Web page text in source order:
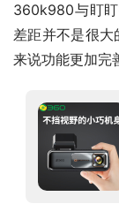
360k980与盯
差距并不是很
来说功能更加完